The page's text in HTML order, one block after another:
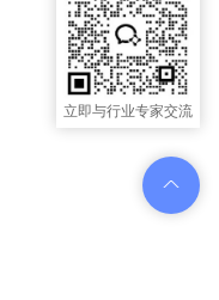
立即与行业专家交流